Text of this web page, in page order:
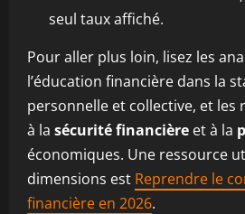
seul taux affiché.
Pour aller plus loin, lisez les
l’éducation financière dans la
personnelle et collective, et les
à la sécurité financière et à la
économiques. Une ressource
dimensions est Reprendre le
financière en 2026.